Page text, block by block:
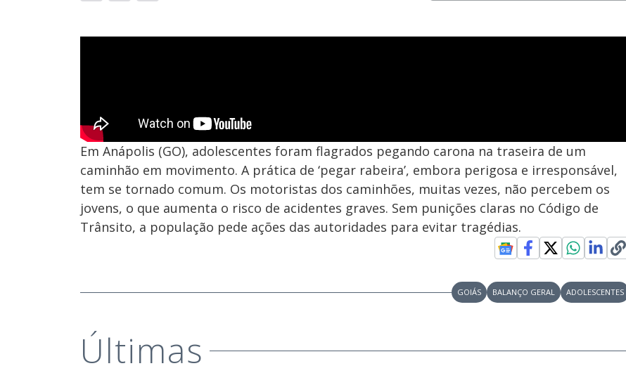
Em Anápolis (GO), adolescentes foram flagrados pegando carona na traseira de um
caminhão em movimento. A prática de ‘pegar rabeira’, embora perigosa e irresponsável,
tem se tornado comum. Os motoristas dos caminhões, muitas vezes, não percebem os
jovens, o que aumenta o risco de acidentes graves. Sem punições claras no Código de
Trânsito, a população pede ações das autoridades para evitar tragédias.
GOIÁS BALANÇO GERAL ADOLESCENTES
Últimas